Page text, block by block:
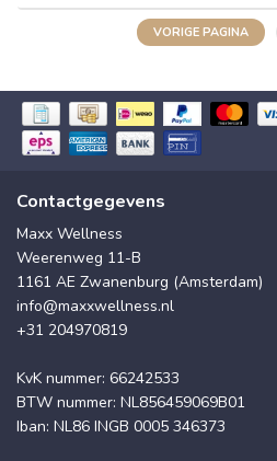
VORIGE PAGINA
Contactgegevens
Maxx Wellness
Weerenweg 11-B
1161 AE Zwanenburg (Amsterdam)
info@maxxwellness.nl
+31 204970819
KvK nummer: 66242533
BTW nummer: NL856459069B01
Iban: NL86 INGB 0005 346373